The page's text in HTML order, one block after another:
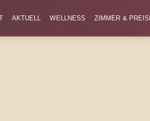
AKTUELL WELLNESS ZIMMER &